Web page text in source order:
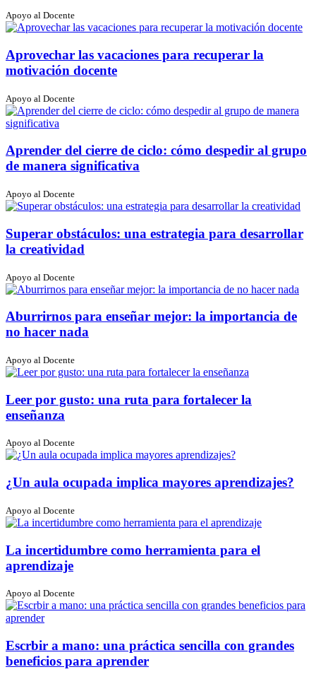
Apoyo al Docente
Aprovechar las vacaciones para recuperar la
motivación docente
Apoyo al Docente
Aprender del cierre de ciclo: cómo despedir al grupo
de manera significativa
Apoyo al Docente
Superar obstáculos: una estrategia para desarrollar
la creatividad
Apoyo al Docente
Aburrirnos para enseñar mejor: la importancia de
no hacer nada
Apoyo al Docente
Leer por gusto: una ruta para fortalecer la
enseñanza
Apoyo al Docente
¿Un aula ocupada implica mayores aprendizajes?
Apoyo al Docente
La incertidumbre como herramienta para el
aprendizaje
Apoyo al Docente
Escrbir a mano: una práctica sencilla con grandes
beneficios para aprender